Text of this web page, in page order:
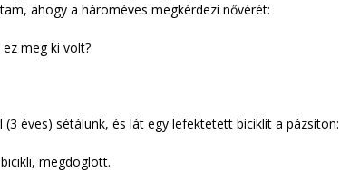
ahogy a hároméves megkérdezi nővérét:
ez meg ki volt?
(3 éves) sétálunk, és lát egy lefektetett biciklit a pázsiton:
megdöglött.